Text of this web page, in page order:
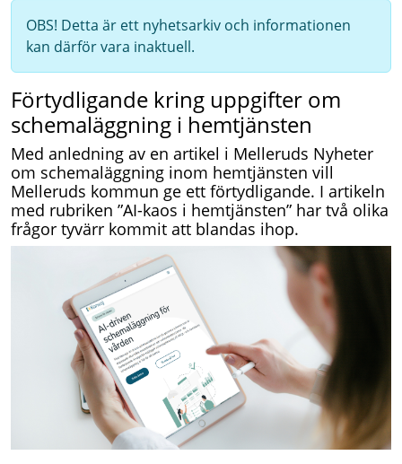
OBS! Detta är ett nyhetsarkiv och informationen
kan därför vara inaktuell.
Förtydligande kring uppgifter om
schemaläggning i hemtjänsten
Med anledning av en artikel i Melleruds Nyheter
om schemaläggning inom hemtjänsten vill
Melleruds kommun ge ett förtydligande. I artikeln
med rubriken ”AI-kaos i hemtjänsten” har två olika
frågor tyvärr kommit att blandas ihop.